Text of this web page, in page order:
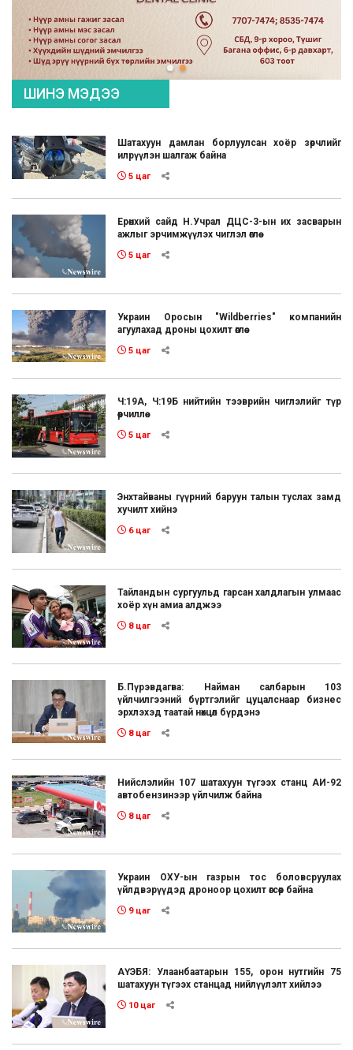
ШИНЭ МЭДЭЭ
Шатахуун дамлан борлуулсан хоёр зөрчлийг
илрүүлэн шалгаж байна
5 цаг
Ерөнхий сайд Н.Учрал ДЦС-3-ын их засварын
ажлыг эрчимжүүлэх чиглэл өглөө
5 цаг
Украин Оросын "Wildberries" компанийн
агуулахад дроны цохилт өглөө
5 цаг
Ч:19А, Ч:19Б нийтийн тээврийн чиглэлийг түр
өөрчиллөө
5 цаг
Энхтайваны гүүрний баруун талын туслах замд
хучилт хийнэ
6 цаг
Тайландын сургуульд гарсан халдлагын улмаас
хоёр хүн амиа алджээ
8 цаг
Б.Пүрэвдагва: Найман салбарын 103
үйлчилгээний бүртгэлийг цуцалснаар бизнес
эрхлэхэд таатай нөхцөл бүрдэнэ
8 цаг
Нийслэлийн 107 шатахуун түгээх станц АИ-92
автобензинээр үйлчилж байна
8 цаг
Украин ОХУ-ын газрын тос боловсруулах
үйлдвэрүүдэд дроноор цохилт өгсөөр байна
9 цаг
АҮЭБЯ: Улаанбаатарын 155, орон нутгийн 75
шатахуун түгээх станцад нийлүүлэлт хийлээ
10 цаг